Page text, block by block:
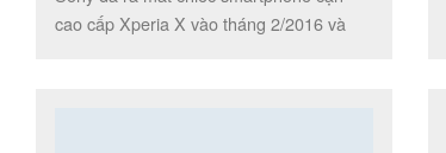
cao cấp Xperia X vào tháng 2/2016 và